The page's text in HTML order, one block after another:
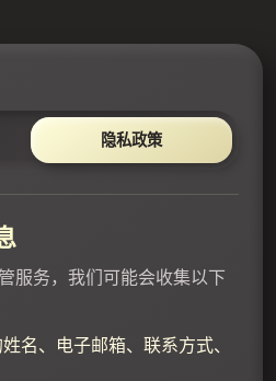
隐私政策
服务，我们可能会收集以下
名、电子邮箱、联系方式、